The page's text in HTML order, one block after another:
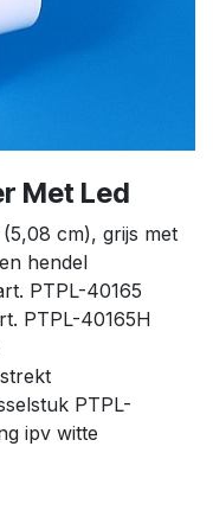
Met Led
cm), grijs met
hendel
PTPL-40165
PTPL-40165H
PTPL-
ipv witte